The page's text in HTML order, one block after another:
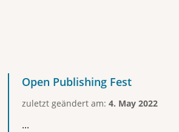
Open Publishing Fest
zuletzt geändert am: 4. May 2022
...